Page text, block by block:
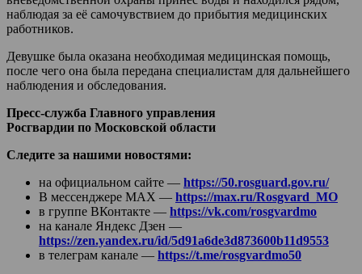
наблюдая за её самочувствием до прибытия медицинских
работников.
Девушке была оказана необходимая медицинская помощь,
после чего она была передана специалистам для дальнейшего
наблюдения и обследования.
Пресс-служба Главного управления
Росгвардии по Московской области
Следите за нашими новостями:
на официальном сайте — https://50.rosguard.gov.ru/
В мессенджере МАХ — https://max.ru/Rosgvard_MO
в группе ВКонтакте — https://vk.com/rosgvardmo
на канале Яндекс Дзен —
https://zen.yandex.ru/id/5d91a6de3d873600b11d9553
в телеграм канале — https://t.me/rosgvardmo50